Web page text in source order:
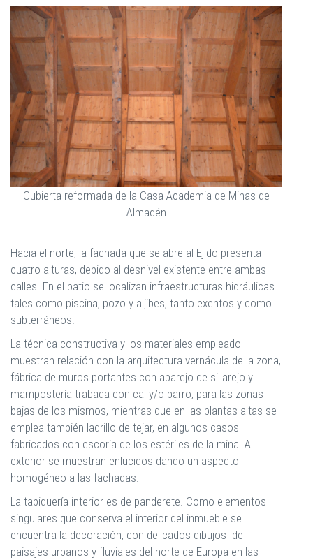
Cubierta reformada de la Casa Academia de Minas de
Almadén
Hacia el norte, la fachada que se abre al Ejido presenta
cuatro alturas, debido al desnivel existente entre ambas
calles. En el patio se localizan infraestructuras hidráulicas
tales como piscina, pozo y aljibes, tanto exentos y como
subterráneos.
La técnica constructiva y los materiales empleado
muestran relación con la arquitectura vernácula de la zona,
fábrica de muros portantes con aparejo de sillarejo y
mampostería trabada con cal y/o barro, para las zonas
bajas de los mismos, mientras que en las plantas altas se
emplea también ladrillo de tejar, en algunos casos
fabricados con escoria de los estériles de la mina. Al
exterior se muestran enlucidos dando un aspecto
homogéneo a las fachadas.
La tabiquería interior es de panderete. Como elementos
singulares que conserva el interior del inmueble se
encuentra la decoración, con delicados dibujos de
paisajes urbanos y fluviales del norte de Europa en las